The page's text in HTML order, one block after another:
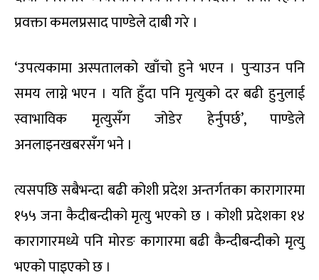
प्रवक्ता कमलप्रसाद पाण्डेले दाबी गरे ।
‘उपत्यकामा अस्पतालको खाँचो हुने भएन । पुर्‍याउन पनि
समय लाग्ने भएन । यति हुँदा पनि मृत्युको दर बढी हुनुलाई
स्वाभाविक मृत्युसँग जोडेर हेर्नुपर्छ’, पाण्डेले
अनलाइनखबरसँग भने ।
त्यसपछि सबैभन्दा बढी कोशी प्रदेश अन्तर्गतका कारागारमा
१५५ जना कैदीबन्दीको मृत्यु भएको छ । कोशी प्रदेशका १४
कारागारमध्ये पनि मोरङ कागारमा बढी कैन्दीबन्दीको मृत्यु
भएको पाइएको छ ।